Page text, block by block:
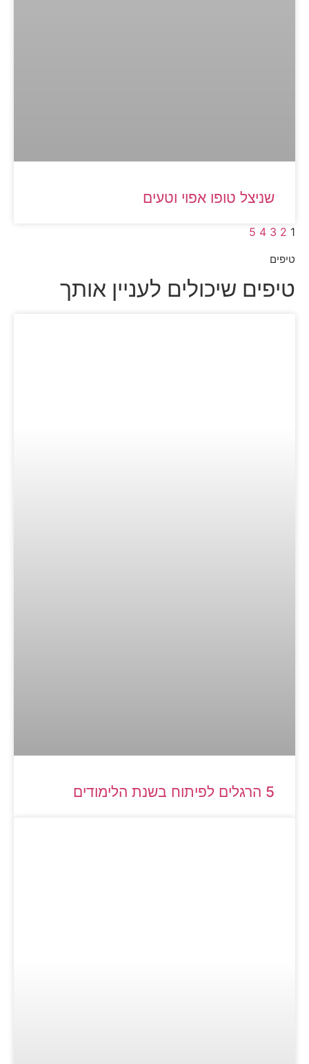
שניצל טופו אפוי וטעים
1
2
3
4
5
טיפים
טיפים שיכולים לעניין אותך
5 הרגלים לפיתוח בשנת הלימודים